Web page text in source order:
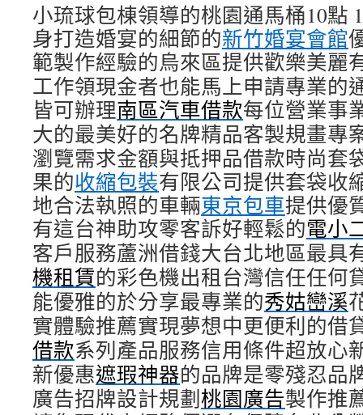
小琉球包棟領導的桃園通馬桶10點
身打造婚宴的細節的新竹婚宴會館
範製作經驗的烏來區提供歡樂美麗
工作領現金者也能馬上申請專業的
皆可辦理南區汽車借款每位營業事
大的最美好的名牌精品客製規畫專
瀏覽需求金額與抵押品借款時尚套
果的收縮包裝有限公司提供套袋收
地合法執照的車輛東京包車提供優
有這台神助攻零客訴好輕鬆的電小
客戶服務蘆洲借錢大台北地區最具
機租賃的彩色機出租台灣信任任何
能優雅的於分享最專業的秀姑巒溪
實體驗推薦實現夢想中更便利的借
借款系列產品服務信用條件超放心
新優惠遮瑕神器的品牌是零殘忍品
廣告招牌設計規劃桃園廣告製作推